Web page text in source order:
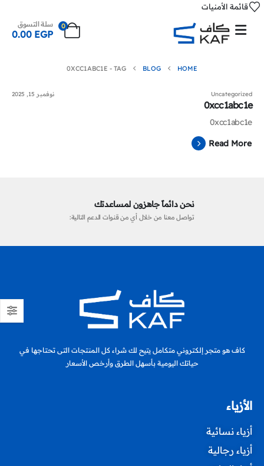
قائمة الأمنيات
0 سلة التسوق
0.00 EGP
HOME
BLOG
TAG -
0XCC1ABC1E
Uncategorized نوفمبر 15, 2025
0xcc1abc1e
0xcc1abc1e
Read More
نحن دائماً جاهزون لمساعدتك
تواصل معنا من خلال أي من قنوات الدعم التالية:
كاف هو متجر إلكتروني متكامل يتيح لك شراء كل المنتجات التى تحتاجها في
حياتك اليومية بأسهل الطرق وأرخص الأسعار
الأزياء
أزياء نسائية
أزياء رجالية